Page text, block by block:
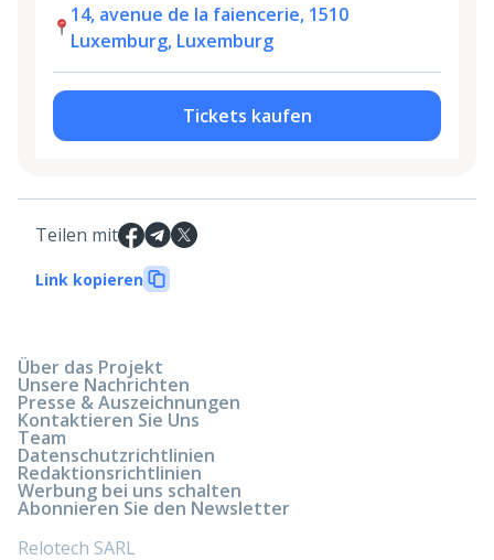
14, avenue de la faiencerie, 1510
Luxemburg, Luxemburg
Tickets kaufen
Teilen mit
Link kopieren
Über das Projekt
Unsere Nachrichten
Presse & Auszeichnungen
Kontaktieren Sie Uns
Team
Datenschutzrichtlinien
Redaktionsrichtlinien
Werbung bei uns schalten
Abonnieren Sie den Newsletter
Relotech SARL